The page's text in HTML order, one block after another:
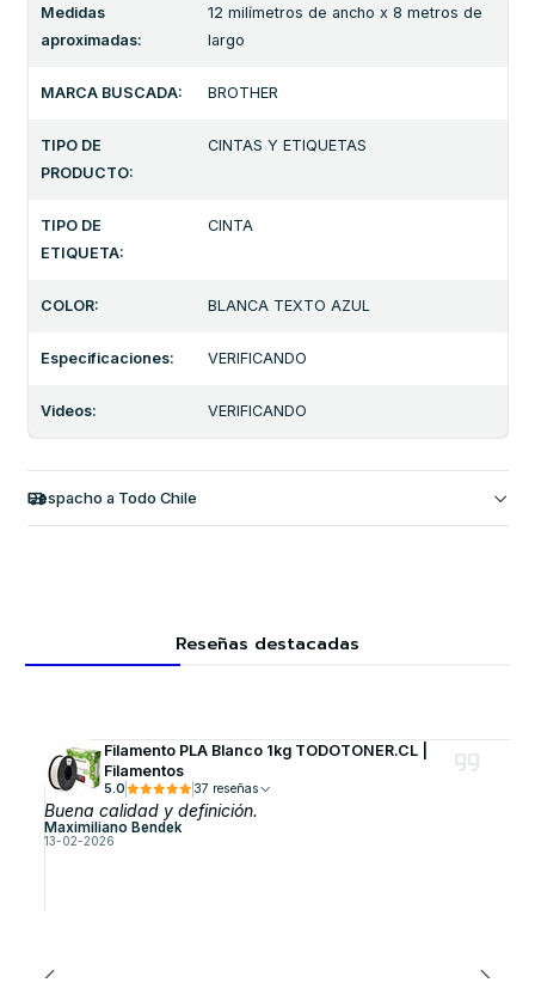
Medidas
aproximadas:
12 milímetros de ancho x 8 metros de
largo
MARCA BUSCADA: BROTHER
TIPO DE
PRODUCTO:
CINTAS Y ETIQUETAS
TIPO DE
ETIQUETA:
CINTA
COLOR: BLANCA TEXTO AZUL
Especificaciones: VERIFICANDO
Videos: VERIFICANDO
Despacho a Todo Chile
Reseñas destacadas
Filamento PLA Blanco 1kg TODOTONER.CL |
Filamentos
5.0 37 reseñas
Buena calidad y definición.
Maximiliano Bendek
13-02-2026